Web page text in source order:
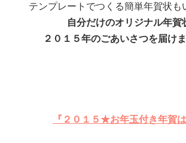
テンプレートでつくる簡単年賀状も
自分だけのオリジナル年賀
２０１５年のごあいさつを届け
『２０１５★お年玉付き年賀は